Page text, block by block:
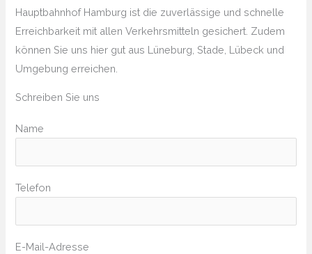
Hauptbahnhof Hamburg ist die zuverlässige und schnelle
Erreichbarkeit mit allen Verkehrsmitteln gesichert. Zudem
können Sie uns hier gut aus Lüneburg, Stade, Lübeck und
Umgebung erreichen.
Schreiben Sie uns
Bitte lasse dieses Feld leer.
Name
Telefon
Bitte lasse dieses Feld leer.
E-Mail-Adresse